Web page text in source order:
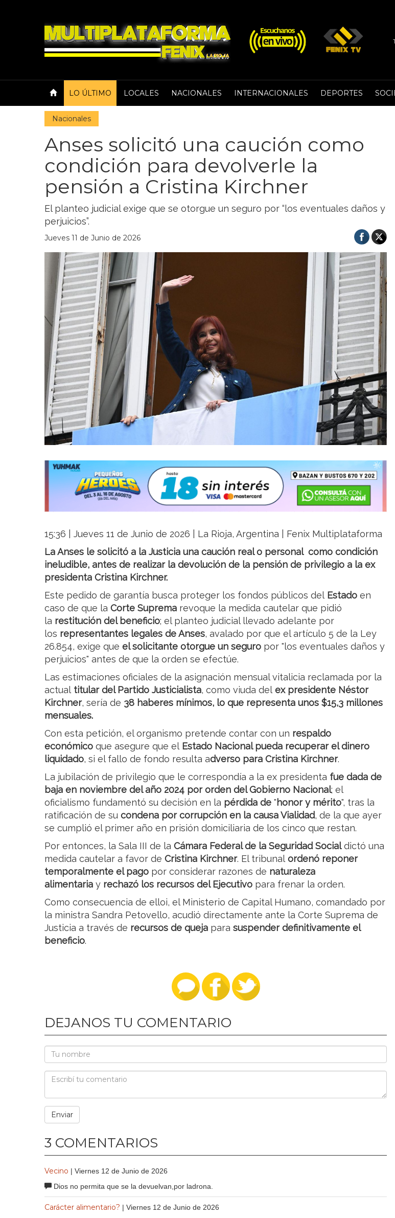
LO ÚLTIMO LOCALES NACIONALES INTERNACIONALES DEPORTES
Nacionales
Anses solicitó una caución como
condición para devolverle la
pensión a Cristina Kirchner
El planteo judicial exige que se otorgue un seguro por “los eventuales daños y
perjuicios”.
Jueves 11 de Junio de 2026
15:36 | Jueves 11 de Junio de 2026 | La Rioja, Argentina | Fenix Multiplataforma
La Anses le solicitó a la Justicia una caución real o personal como condición
ineludible, antes de realizar la devolución de la pensión de privilegio a la ex
presidenta Cristina Kirchner.
Este pedido de garantía busca proteger los fondos públicos del Estado en
caso de que la Corte Suprema revoque la medida cautelar que pidió
la restitución del beneficio; el planteo judicial llevado adelante por
los representantes legales de Anses, avalado por que el artículo 5 de la Ley
26.854, exige que el solicitante otorgue un seguro por "los eventuales daños y
perjuicios" antes de que la orden se efectúe.
Las estimaciones oficiales de la asignación mensual vitalicia reclamada por la
actual titular del Partido Justicialista, como viuda del ex presidente Néstor
Kirchner, sería de 38 haberes mínimos, lo que representa unos $15,3 millones
mensuales.
Con esta petición, el organismo pretende contar con un respaldo
económico que asegure que el Estado Nacional pueda recuperar el dinero
liquidado, si el fallo de fondo resulta adverso para Cristina Kirchner.
La jubilación de privilegio que le correspondía a la ex presidenta fue dada de
baja en noviembre del año 2024 por orden del Gobierno Nacional; el
oficialismo fundamentó su decisión en la pérdida de "honor y mérito", tras la
ratificación de su condena por corrupción en la causa Vialidad, de la que ayer
se cumplió el primer año en prisión domiciliaria de los cinco que restan.
Por entonces, la Sala III de la Cámara Federal de la Seguridad Socialdictó una
medida cautelar a favor de Cristina Kirchner. El tribunal ordenó reponer
temporalmente el pago por considerar razones de naturaleza
alimentaria y rechazó los recursos del Ejecutivo para frenar la orden.
Como consecuencia de elloi, el Ministerio de Capital Humano, comandado por
la ministra Sandra Petovello, acudió directamente ante la Corte Suprema de
Justicia a través de recursos de queja para suspender definitivamente el
beneficio.
DEJANOS TU COMENTARIO
3 COMENTARIOS
Vecino | Viernes 12 de Junio de 2026
Dios no permita que se la devuelvan,por ladrona.
Carácter alimentario? | Viernes 12 de Junio de 2026